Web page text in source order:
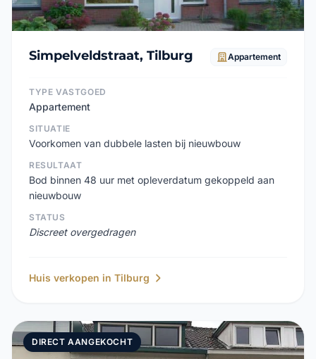
Simpelveldstraat, Tilburg Appartement
TYPE VASTGOED
Appartement
SITUATIE
Voorkomen van dubbele lasten bij nieuwbouw
RESULTAAT
Bod binnen 48 uur met opleverdatum gekoppeld aan
nieuwbouw
STATUS
Discreet overgedragen
Huis verkopen in Tilburg
DIRECT AANGEKOCHT